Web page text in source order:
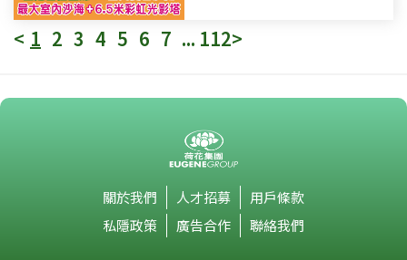
< 1 2 3 4 5 6 7 ... 112>
關於我們 人才招募
用戶條款
私隱政策
廣告合作 聯絡我們